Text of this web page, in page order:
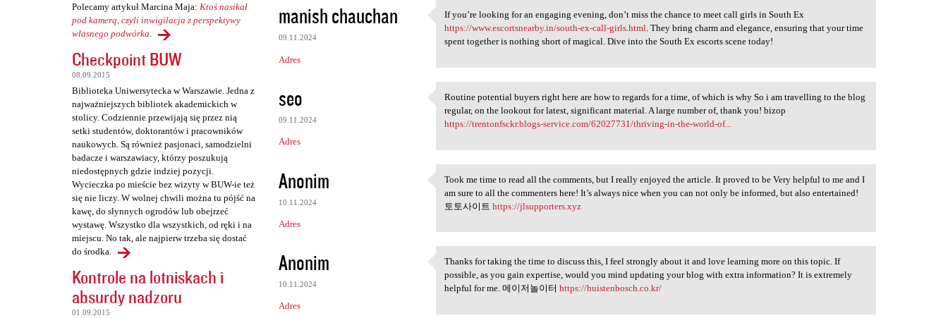
Polecamy artykuł Marcina Maja: Ktoś nasikał
pod kamerą, czyli inwigilacja z perspektywy
własnego podwórka.
Checkpoint BUW
08.09.2015
Biblioteka Uniwersytecka w Warszawie. Jedna z
najważniejszych bibliotek akademickich w
stolicy. Codziennie przewijają się przez nią
setki studentów, doktorantów i pracowników
naukowych. Są również pasjonaci, samodzielni
badacze i warszawiacy, którzy poszukują
niedostępnych gdzie indziej pozycji.
Wycieczka po mieście bez wizyty w BUW-ie też
się nie liczy. W wolnej chwili można tu pójść na
kawę, do słynnych ogrodów lub obejrzeć
wystawę. Wszystko dla wszystkich, od ręki i na
miejscu. No tak, ale najpierw trzeba się dostać
do środka.
Kontrole na lotniskach i
absurdy nadzoru
01.09.2015
e
manish chauchan
09.11.2024
Adres
If you’re looking for an
If you’re looking for an engaging evening, don’t miss the chance to meet call girls in South Ex
https://www.escortsnearby.in/south-ex-call-girls.html. They bring charm and elegance, ensuring that your time
spent together is nothing short of magical. Dive into the South Ex escorts scene today!
seo
09.11.2024
Adres
Routine potential buyers
Routine potential buyers right here are how to regards for a time, of which is why So i am travelling to the blog
regular, on the lookout for latest, significant material. A large number of, thank you! bizop
https://trentonfsckr.blogs-service.com/62027731/thriving-in-the-world-of...
Anonim
10.11.2024
Adres
Took me time to read all the
Took me time to read all the comments, but I really enjoyed the article. It proved to be Very helpful to me and I
am sure to all the commenters here! It’s always nice when you can not only be informed, but also entertained!
토토사이트https://jlsupporters.xyz
Anonim
10.11.2024
Adres
Thanks for taking the time to
Thanks for taking the time to discuss this, I feel strongly about it and love learning more on this topic. If
possible, as you gain expertise, would you mind updating your blog with extra information? It is extremely
helpful for me. 메이저놀이터https://huistenbosch.co.kr/